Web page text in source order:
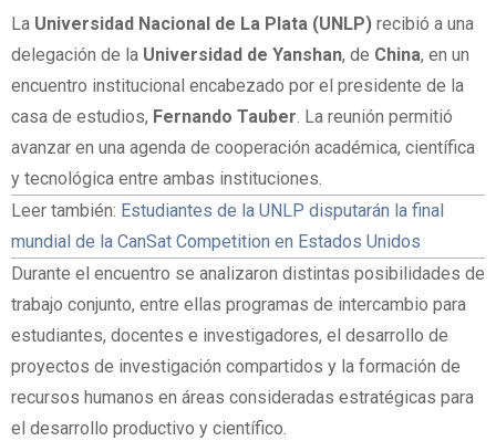
La Universidad Nacional de La Plata (UNLP) recibió a una
delegación de la Universidad de Yanshan, de China, en un
encuentro institucional encabezado por el presidente de la
casa de estudios, Fernando Tauber. La reunión permitió
avanzar en una agenda de cooperación académica, científica
y tecnológica entre ambas instituciones.
Leer también: Estudiantes de la UNLP disputarán la final
mundial de la CanSat Competition en Estados Unidos
Durante el encuentro se analizaron distintas posibilidades de
trabajo conjunto, entre ellas programas de intercambio para
estudiantes, docentes e investigadores, el desarrollo de
proyectos de investigación compartidos y la formación de
recursos humanos en áreas consideradas estratégicas para
el desarrollo productivo y científico.